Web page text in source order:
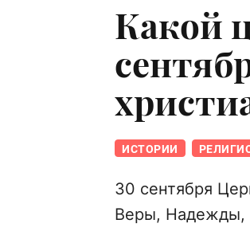
Какой
ИСТОРИИ
30 сентября
Веры, Надежды,